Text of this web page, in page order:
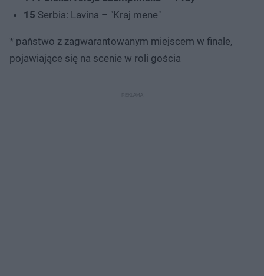
15 Serbia: Lavina – "Kraj mene"
* państwo z zagwarantowanym miejscem w finale,
pojawiające się na scenie w roli gościa